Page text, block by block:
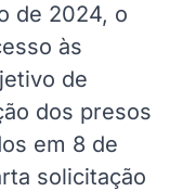
de 2024, o
às
de
dos presos
em 8 de
solicitação